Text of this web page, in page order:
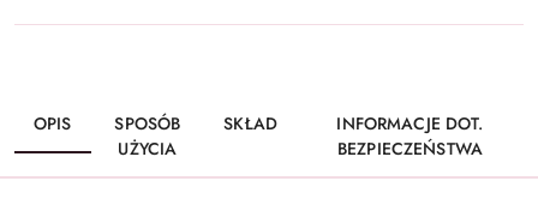
OPIS
SPOSÓB
UŻYCIA
SKŁAD
INFORMACJE DOT.
BEZPIECZEŃSTWA